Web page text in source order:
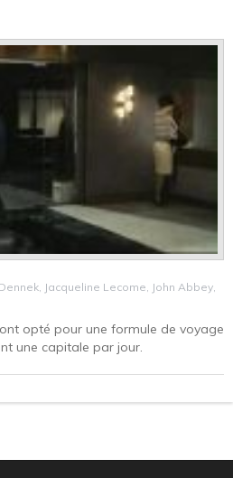
Jacqueline Lecome, John Abbey,
opté pour une formule de voyage
une capitale par jour.